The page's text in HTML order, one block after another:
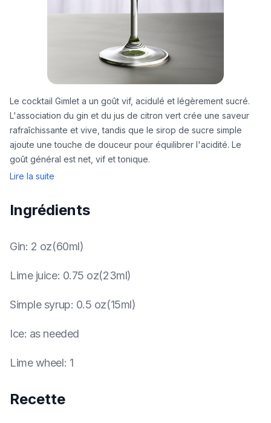
Le cocktail Gimlet a un goût vif, acidulé et légèrement sucré.
L'association du gin et du jus de citron vert crée une saveur
rafraîchissante et vive, tandis que le sirop de sucre simple
ajoute une touche de douceur pour équilibrer l'acidité. Le
goût général est net, vif et tonique.
Lire la suite
Ingrédients
Gin: 2 oz(60ml)
Lime juice: 0.75 oz(23ml)
Simple syrup: 0.5 oz(15ml)
Ice: as needed
Lime wheel: 1
Recette